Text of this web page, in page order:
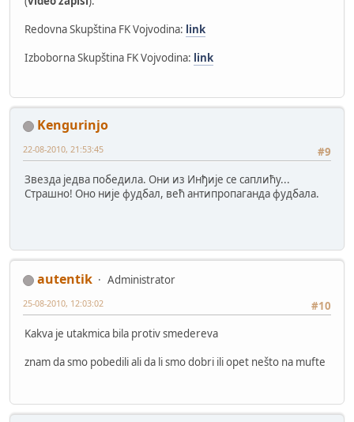
Redovna Skupština FK Vojvodina: link
Izboborna Skupština FK Vojvodina: link
Kengurinjo
#9
22-08-2010, 21:53:45
Звезда једва победила. Они из Инђије се саплићу...
Страшно! Оно није фудбал, већ антипропаганда фудбала.
autentik
Administrator
#10
25-08-2010, 12:03:02
Kakva je utakmica bila protiv smedereva
znam da smo pobedili ali da li smo dobri ili opet nešto na mufte